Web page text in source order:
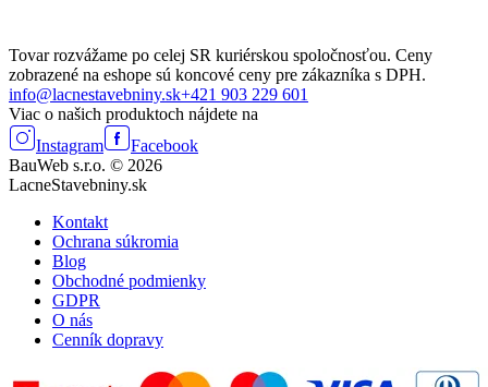
Tovar rozvážame po celej SR kuriérskou spoločnosťou. Ceny
zobrazené na eshope sú koncové ceny pre zákazníka s DPH.
info@lacnestavebniny.sk+421 903 229 601
Viac o našich produktoch nájdete na
Instagram
Facebook
BauWeb s.r.o. © 2026
LacneStavebniny.sk
Kontakt
Ochrana súkromia
Blog
Obchodné podmienky
GDPR
O nás
Cenník dopravy